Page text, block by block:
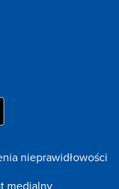
nieprawidłowości
medialny